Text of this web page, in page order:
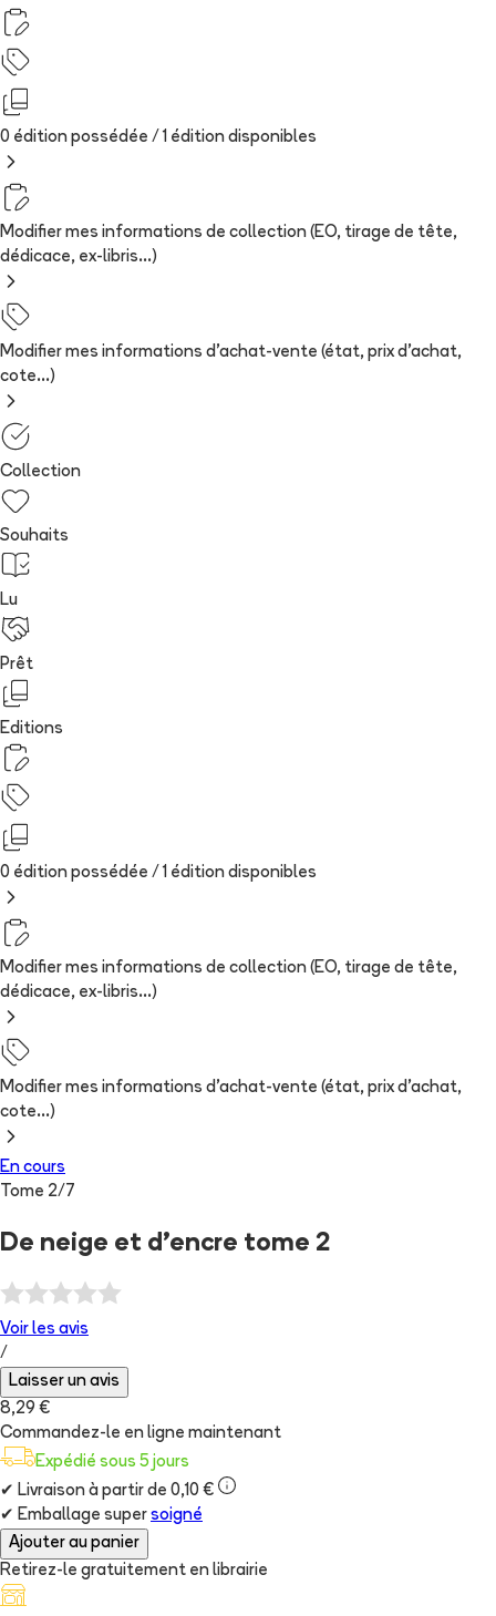
0 édition possédée / 1 édition disponibles
Modifier mes informations de collection (EO, tirage de tête,
dédicace, ex-libris...)
Modifier mes informations d'achat-vente (état, prix d'achat,
cote...)
Collection
Souhaits
Lu
Prêt
Editions
0 édition possédée / 1 édition disponibles
Modifier mes informations de collection (EO, tirage de tête,
dédicace, ex-libris...)
Modifier mes informations d'achat-vente (état, prix d'achat,
cote...)
En cours
Tome 2/ 7
De neige et d'encre tome 2
Voir les avis
/
Laisser un avis
8,29 €
Commandez-le en ligne maintenant
Expédié sous 5 jours
✔ Livraison à partir de 0,10 €
✔ Emballage super soigné
Ajouter au panier
Retirez-le gratuitement en librairie